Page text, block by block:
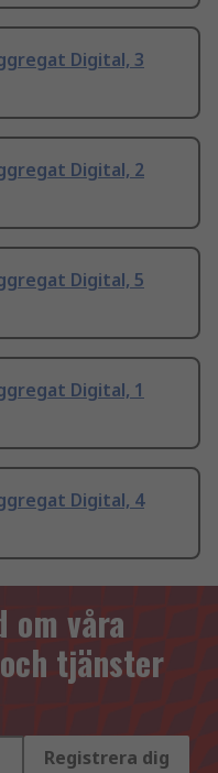
Digital, 3
Digital, 2
Digital, 5
Digital, 1
Digital, 4
om våra
tjänster
Registrera dig